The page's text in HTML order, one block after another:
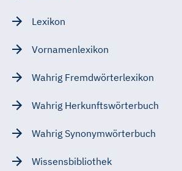
Lexikon
Vornamenlexikon
Wahrig Fremdwörterlexikon
Wahrig Herkunftswörterbuch
Wahrig Synonymwörterbuch
Wissensbibliothek